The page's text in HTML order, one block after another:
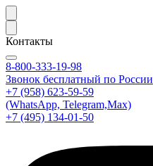
Контакты
8-800-333-19-98
Звонок бесплатный по России
+7 (958) 623-59-59
(WhatsApp, Telegram,Max)
+7 (495) 134-01-50